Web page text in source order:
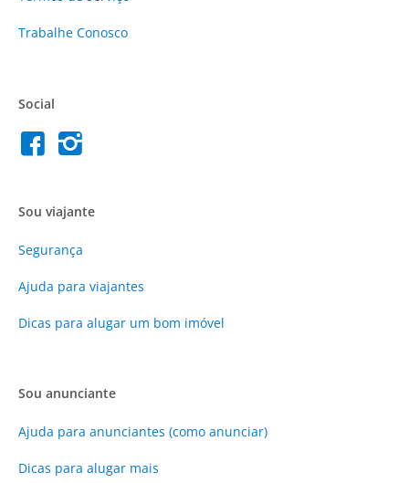
Trabalhe Conosco
Social
Sou viajante
Segurança
Ajuda para viajantes
Dicas para alugar um bom imóvel
Sou anunciante
Ajuda para anunciantes (como anunciar)
Dicas para alugar mais